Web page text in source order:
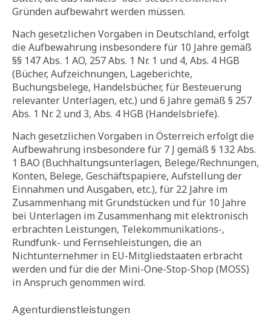
Gründen aufbewahrt werden müssen.
Nach gesetzlichen Vorgaben in Deutschland, erfolgt
die Aufbewahrung insbesondere für 10 Jahre gemäß
§§ 147 Abs. 1 AO, 257 Abs. 1 Nr. 1 und 4, Abs. 4 HGB
(Bücher, Aufzeichnungen, Lageberichte,
Buchungsbelege, Handelsbücher, für Besteuerung
relevanter Unterlagen, etc.) und 6 Jahre gemäß § 257
Abs. 1 Nr. 2 und 3, Abs. 4 HGB (Handelsbriefe).
Nach gesetzlichen Vorgaben in Österreich erfolgt die
Aufbewahrung insbesondere für 7 J gemäß § 132 Abs.
1 BAO (Buchhaltungsunterlagen, Belege/Rechnungen,
Konten, Belege, Geschäftspapiere, Aufstellung der
Einnahmen und Ausgaben, etc.), für 22 Jahre im
Zusammenhang mit Grundstücken und für 10 Jahre
bei Unterlagen im Zusammenhang mit elektronisch
erbrachten Leistungen, Telekommunikations-,
Rundfunk- und Fernsehleistungen, die an
Nichtunternehmer in EU-Mitgliedstaaten erbracht
werden und für die der Mini-One-Stop-Shop (MOSS)
in Anspruch genommen wird.
Agenturdienstleistungen